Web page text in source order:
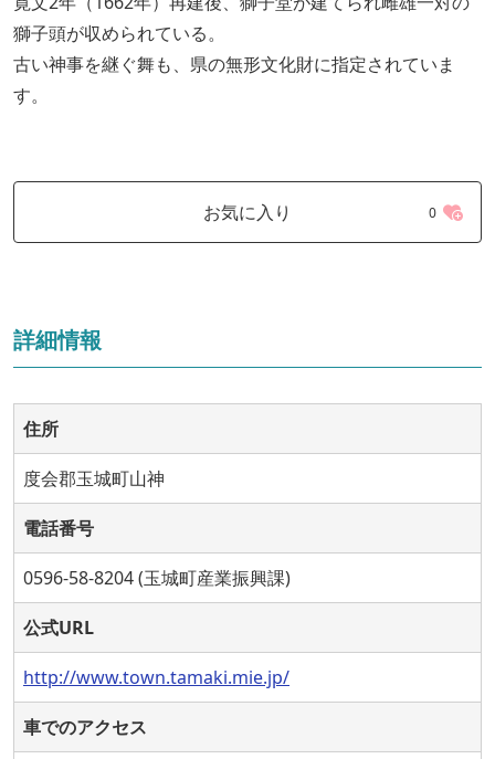
獅子頭が収められている。
古い神事を継ぐ舞も、県の無形文化財に指定されていま
す。
お気に入り 0
詳細情報
住所
度会郡玉城町山神
電話番号
0596-58-8204 (玉城町産業振興課)
公式URL
http://www.town.tamaki.mie.jp/
車でのアクセス